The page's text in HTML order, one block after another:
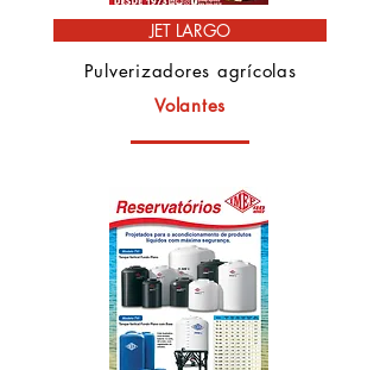
JET LARGO
Pulverizadores agrícolas
Volantes